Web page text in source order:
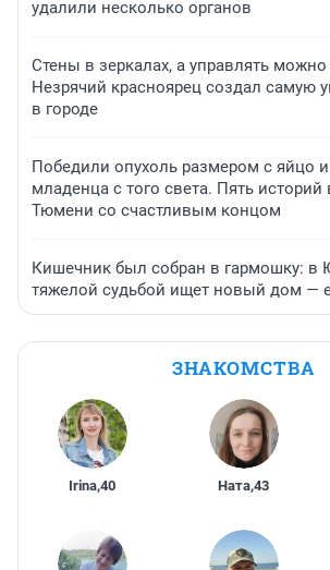
удалили несколько органов
Стены в зеркалах, а управлять
Незрячий красноярец создал самую
в городе
Победили опухоль размером с яйцо
младенца с того света. Пять историй
Тюмени со счастливым концом
Кишечник был собран в гармошку: в
тяжелой судьбой ищет новый дом —
ЗНАКОМСТВА
Irina,40 Ната,43